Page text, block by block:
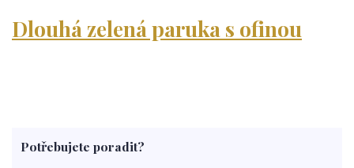
Dlouhá zelená paruka s ofinou
Potřebujete poradit?